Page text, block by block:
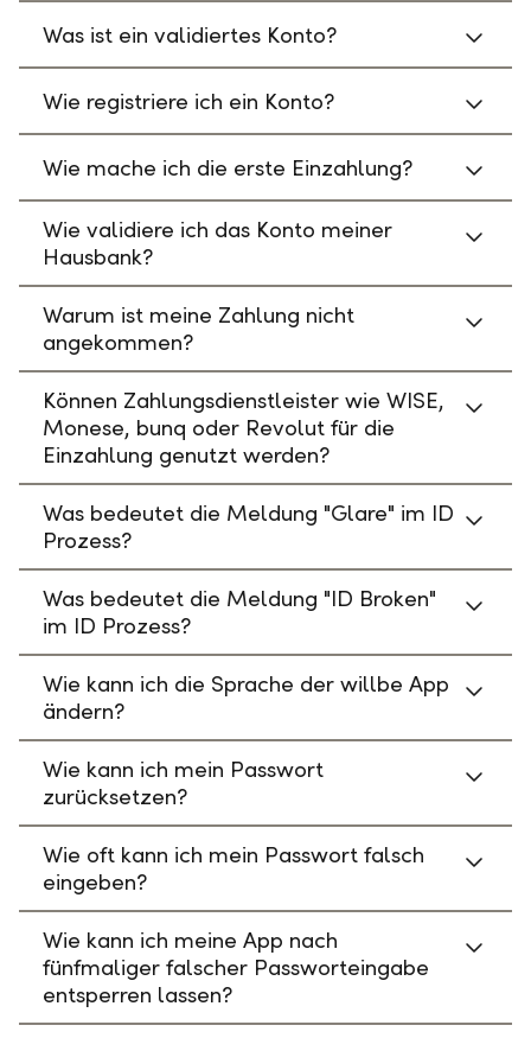
Was ist ein validiertes Konto?
Wie registriere ich ein Konto?
Wie mache ich die erste Einzahlung?
Wie validiere ich das Konto meiner
Hausbank?
Warum ist meine Zahlung nicht
angekommen?
Können Zahlungsdienstleister wie WISE,
Monese, bunq oder Revolut für die
Einzahlung genutzt werden?
Was bedeutet die Meldung "Glare" im ID
Prozess?
Was bedeutet die Meldung "ID Broken"
im ID Prozess?
Wie kann ich die Sprache der willbe App
ändern?
Wie kann ich mein Passwort
zurücksetzen?
Wie oft kann ich mein Passwort falsch
eingeben?
Wie kann ich meine App nach
fünfmaliger falscher Passworteingabe
entsperren lassen?